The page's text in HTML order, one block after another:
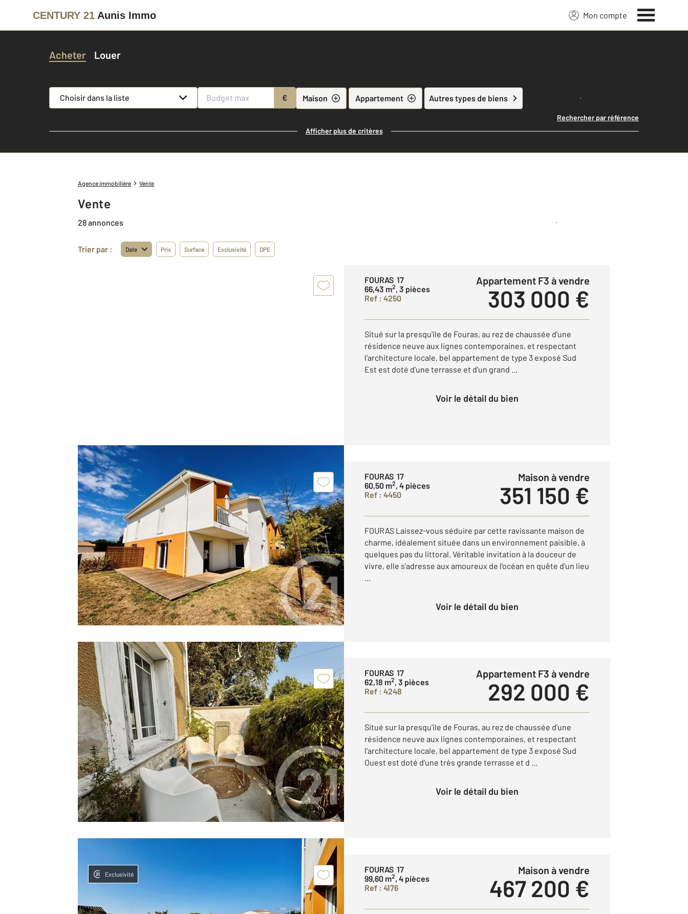
CENTURY 21 Aunis Immo Mon compte
Acheter Louer
Choisir dans la liste € Maison Appartement Autres types de biens Lancer ma recherche
Rechercher par référence
Afficher plus de critères
Agence immobilière Vente
Vente
28 annonces Créer une alerte
Trier par : Date Prix Surface Exclusivité DPE
FOURAS 17
66,43 m2, 3 pièces
Ref : 4250
Appartement F3 à vendre
303 000 €
Situé sur la presqu'ile de Fouras, au rez de chaussée d'une
résidence neuve aux lignes contemporaines, et respectant
l'architecture locale, bel appartement de type 3 exposé Sud
Est est doté d'une terrasse et d'un grand ...
Voir le détail du bien
FOURAS 17
60,50 m2, 4 pièces
Ref : 4450
Maison à vendre
351 150 €
FOURAS Laissez-vous séduire par cette ravissante maison de
charme, idéalement située dans un environnement paisible, à
quelques pas du littoral. Véritable invitation à la douceur de
vivre, elle s'adresse aux amoureux de l'océan en quête d'un lieu
...
Voir le détail du bien
FOURAS 17
62,18 m2, 3 pièces
Ref : 4248
Appartement F3 à vendre
292 000 €
Situé sur la presqu'ile de Fouras, au rez de chaussée d'une
résidence neuve aux lignes contemporaines, et respectant
l'architecture locale, bel appartement de type 3 exposé Sud
Ouest est doté d'une très grande terrasse et d ...
Voir le détail du bien
Exclusivité
FOURAS 17
99,60 m2, 4 pièces
Ref : 4176
Maison à vendre
467 200 €